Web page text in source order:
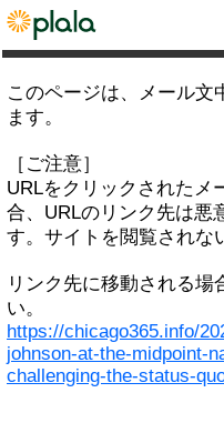
このページは、メール文
ます。
［ご注意］
URLをクリックされたメ
合、URLのリンク先は悪
す。サイトを閲覧されな
リンク先に移動される
い。
https://chicago365.info/
johnson-at-the-midpoint-
challenging-the-status-